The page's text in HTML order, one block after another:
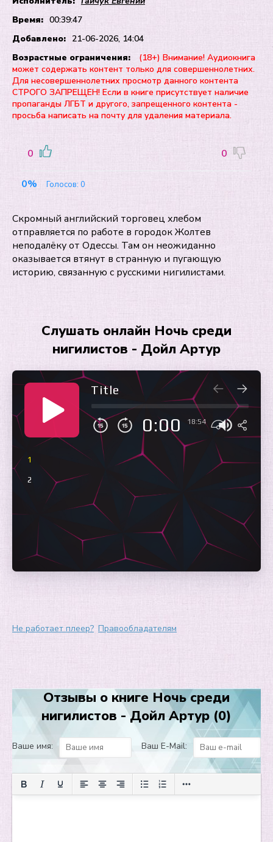
Время: 00:39:47
Добавлено: 21-06-2026, 14:04
Возрастные ограничения:
(18+) Внимание! Аудиокнига
может содержать контент только для совершеннолетних.
Для несовершеннолетних просмотр данного контента
СТРОГО ЗАПРЕЩЕН! Если в книге присутствует наличие
пропаганды ЛГБТ и другого, запрещенного контента -
просьба написать на почту для удаления материала.
0 0
0% Голосов: 0
Скромный английский торговец хлебом
отправляется по работе в городок Жолтев
неподалёку от Одессы. Там он неожиданно
оказывается втянут в странную и пугающую
историю, связанную с русскими нигилистами.
Слушать онлайн Ночь среди
нигилистов - Дойл Артур
Title
0:00 18:54
1
2
Не работает плеер? Правообладателям
Отзывы о книге Ночь среди
нигилистов - Дойл Артур (0)
Ваше имя: Ваш E-Mail: